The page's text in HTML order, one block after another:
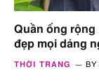
Quần ống rộng
đẹp mọi dáng
THỜI TRANG BY